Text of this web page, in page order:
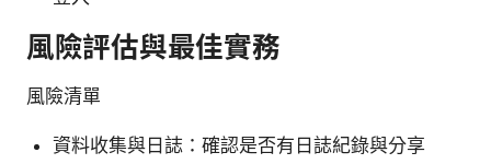
風險評估與最佳實務
風險清單
資料收集與日誌：確認是否有日誌紀錄與分享